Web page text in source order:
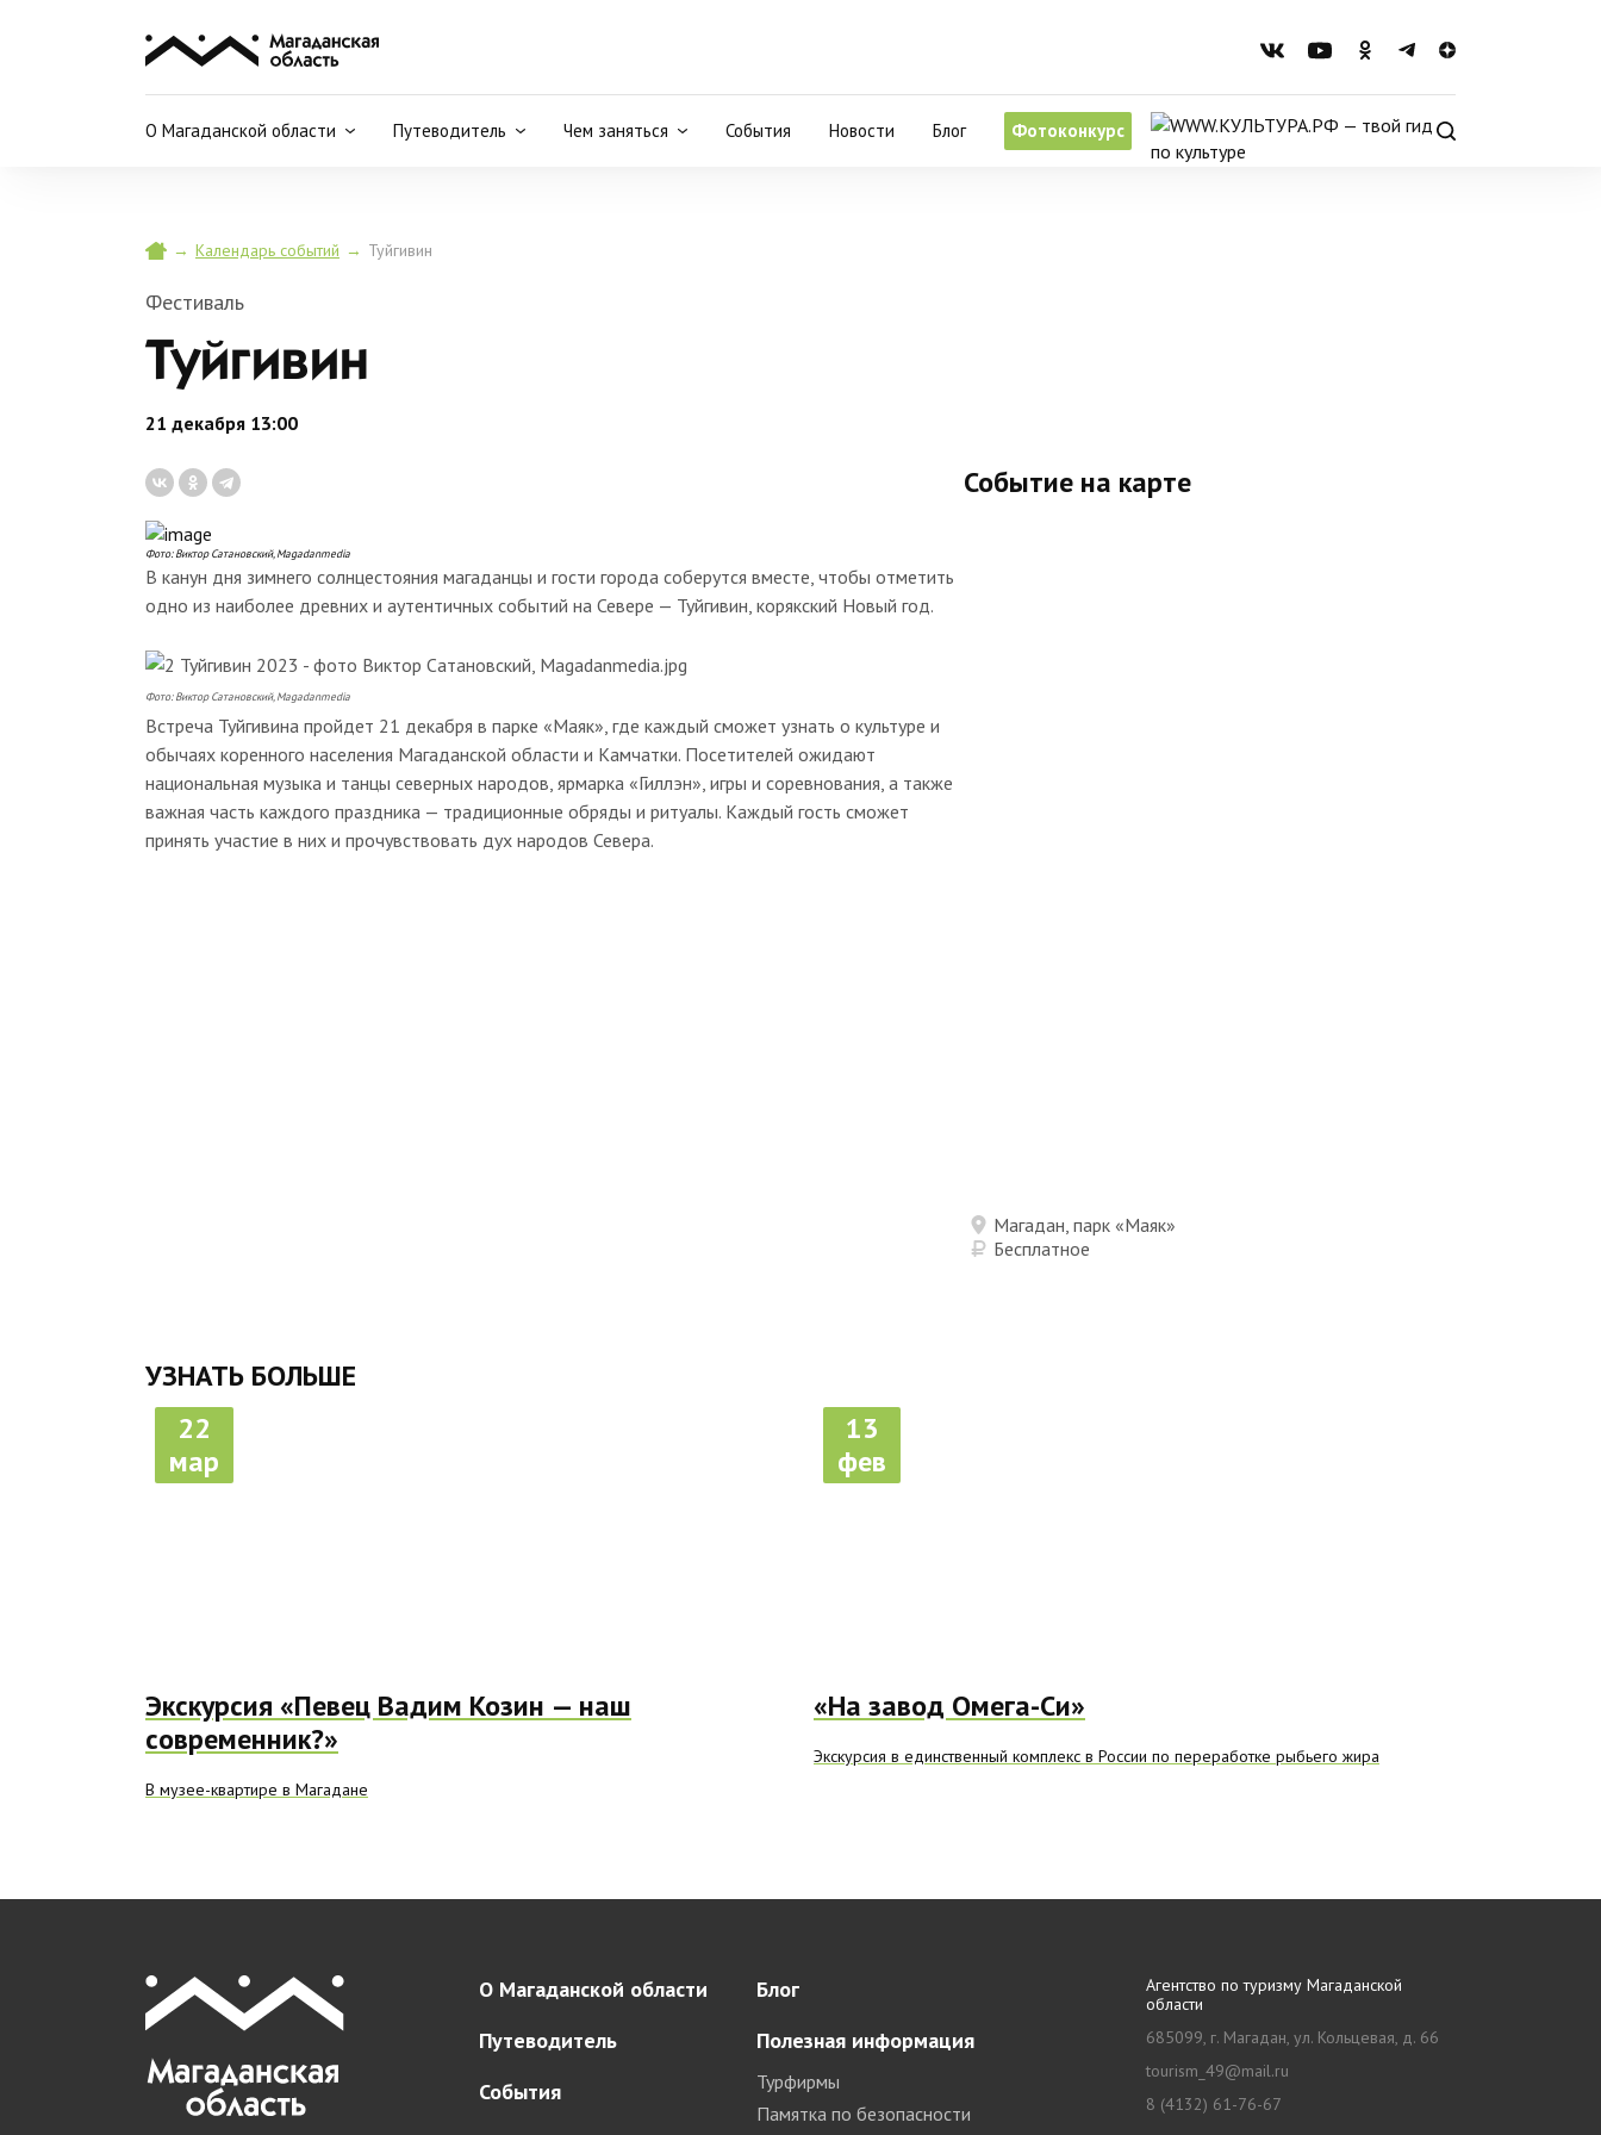
О Магаданской области Путеводитель Чем заняться События Новости Блог Фотоконкурс
→ Календарь событий → Туйгивин
Фестиваль
Туйгивин
21 декабря 13:00
Фото: Виктор Сатановский, Magadanmedia
В канун дня зимнего солнцестояния магаданцы и гости города соберутся вместе, чтобы отметить
одно из наиболее древних и аутентичных событий на Севере — Туйгивин, корякский Новый год.
Фото: Виктор Сатановский, Magadanmedia
Встреча Туйгивина пройдет 21 декабря в парке «Маяк», где каждый сможет узнать о культуре и
обычаях коренного населения Магаданской области и Камчатки. Посетителей ожидают
национальная музыка и танцы северных народов, ярмарка «Гиллэн», игры и соревнования, а также
важная часть каждого праздника — традиционные обряды и ритуалы. Каждый гость сможет
принять участие в них и прочувствовать дух народов Севера.
Событие на карте
Магадан, парк «Маяк»
Бесплатное
УЗНАТЬ БОЛЬШЕ
22
мар
Экскурсия «Певец Вадим Козин — наш
современник?»
В музее-квартире в Магадане
13
фев
«На завод Омега-Си»
Экскурсия в единственный комплекс в России по переработке рыбьего жира
О Магаданской области
Путеводитель
События
Блог
Полезная информация
Турфирмы
Памятка по безопасности
Агентство по туризму Магаданской
области
685099, г. Магадан, ул. Кольцевая, д. 66
tourism_49@mail.ru
8 (4132) 61-76-67